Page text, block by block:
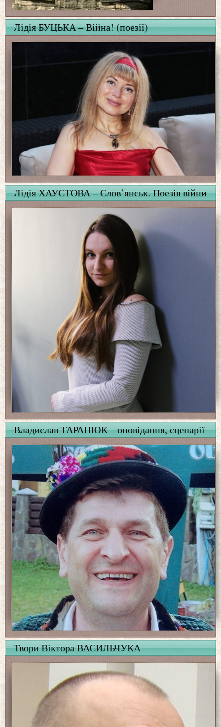
Лідія БУЦЬКА – Війна! (поезії)
Лідія ХАУСТОВА – Слов’янськ. Поезія війни
Владислав ТАРАНЮК – оповідання, сценарії
Твори Віктора ВАСИЛЬЧУКА